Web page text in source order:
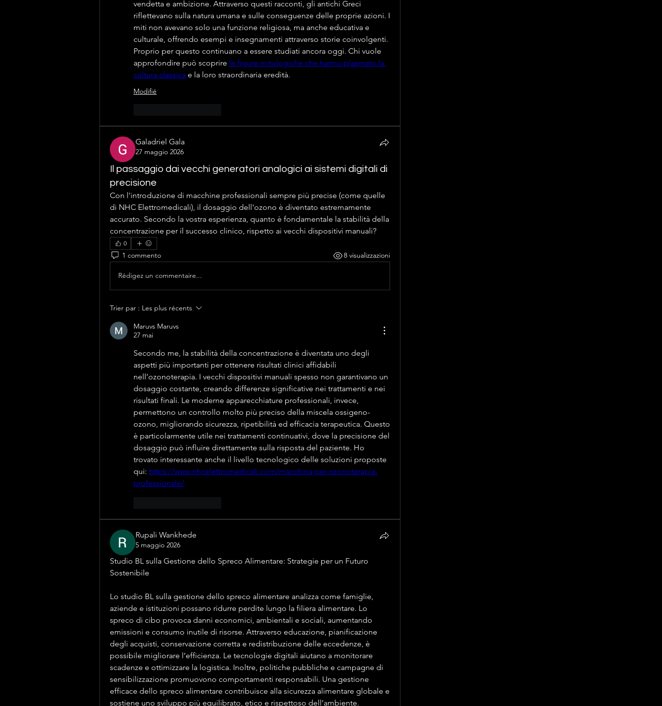
vendetta e ambizione. Attraverso questi racconti, gli antichi Greci
riflettevano sulla natura umana e sulle conseguenze delle proprie azioni. I
miti non avevano solo una funzione religiosa, ma anche educativa e
culturale, offrendo esempi e insegnamenti attraverso storie coinvolgenti.
Proprio per questo continuano a essere studiati ancora oggi. Chi vuole
approfondire può scoprire le figure mitologiche che hanno plasmato la
cultura classica e la loro straordinaria eredità.
Modifié
Galadriel Gala
27 maggio 2026
Il passaggio dai vecchi generatori analogici ai sistemi digitali di
precisione
Con l'introduzione di macchine professionali sempre più precise (come quelle
di NHC Elettromedicali), il dosaggio dell'ozono è diventato estremamente
accurato. Secondo la vostra esperienza, quanto è fondamentale la stabilità della
concentrazione per il successo clinico, rispetto ai vecchi dispositivi manuali?
0
1 commento 8 visualizzazioni
Rédigez un commentaire...
Trier par : Les plus récents
Maruvs Maruvs
27 mai
Secondo me, la stabilità della concentrazione è diventata uno degli
aspetti più importanti per ottenere risultati clinici affidabili
nell’ozonoterapia. I vecchi dispositivi manuali spesso non garantivano un
dosaggio costante, creando differenze significative nei trattamenti e nei
risultati finali. Le moderne apparecchiature professionali, invece,
permettono un controllo molto più preciso della miscela ossigeno-
ozono, migliorando sicurezza, ripetibilità ed efficacia terapeutica. Questo
è particolarmente utile nei trattamenti continuativi, dove la precisione del
dosaggio può influire direttamente sulla risposta del paziente. Ho
trovato interessante anche il livello tecnologico delle soluzioni proposte
qui: https://www.nhcelettromedicali.com/macchina-per-ozonoterapia-
professionale/
Rupali Wankhede
5 maggio 2026
Studio BL sulla Gestione dello Spreco Alimentare: Strategie per un Futuro
Sostenibile
Lo studio BL sulla gestione dello spreco alimentare analizza come famiglie,
aziende e istituzioni possano ridurre perdite lungo la filiera alimentare. Lo
spreco di cibo provoca danni economici, ambientali e sociali, aumentando
emissioni e consumo inutile di risorse. Attraverso educazione, pianificazione
degli acquisti, conservazione corretta e redistribuzione delle eccedenze, è
possibile migliorare l’efficienza. Le tecnologie digitali aiutano a monitorare
scadenze e ottimizzare la logistica. Inoltre, politiche pubbliche e campagne di
sensibilizzazione promuovono comportamenti responsabili. Una gestione
efficace dello spreco alimentare contribuisce alla sicurezza alimentare globale e
sostiene uno sviluppo più equilibrato, etico e rispettoso dell’ambiente.